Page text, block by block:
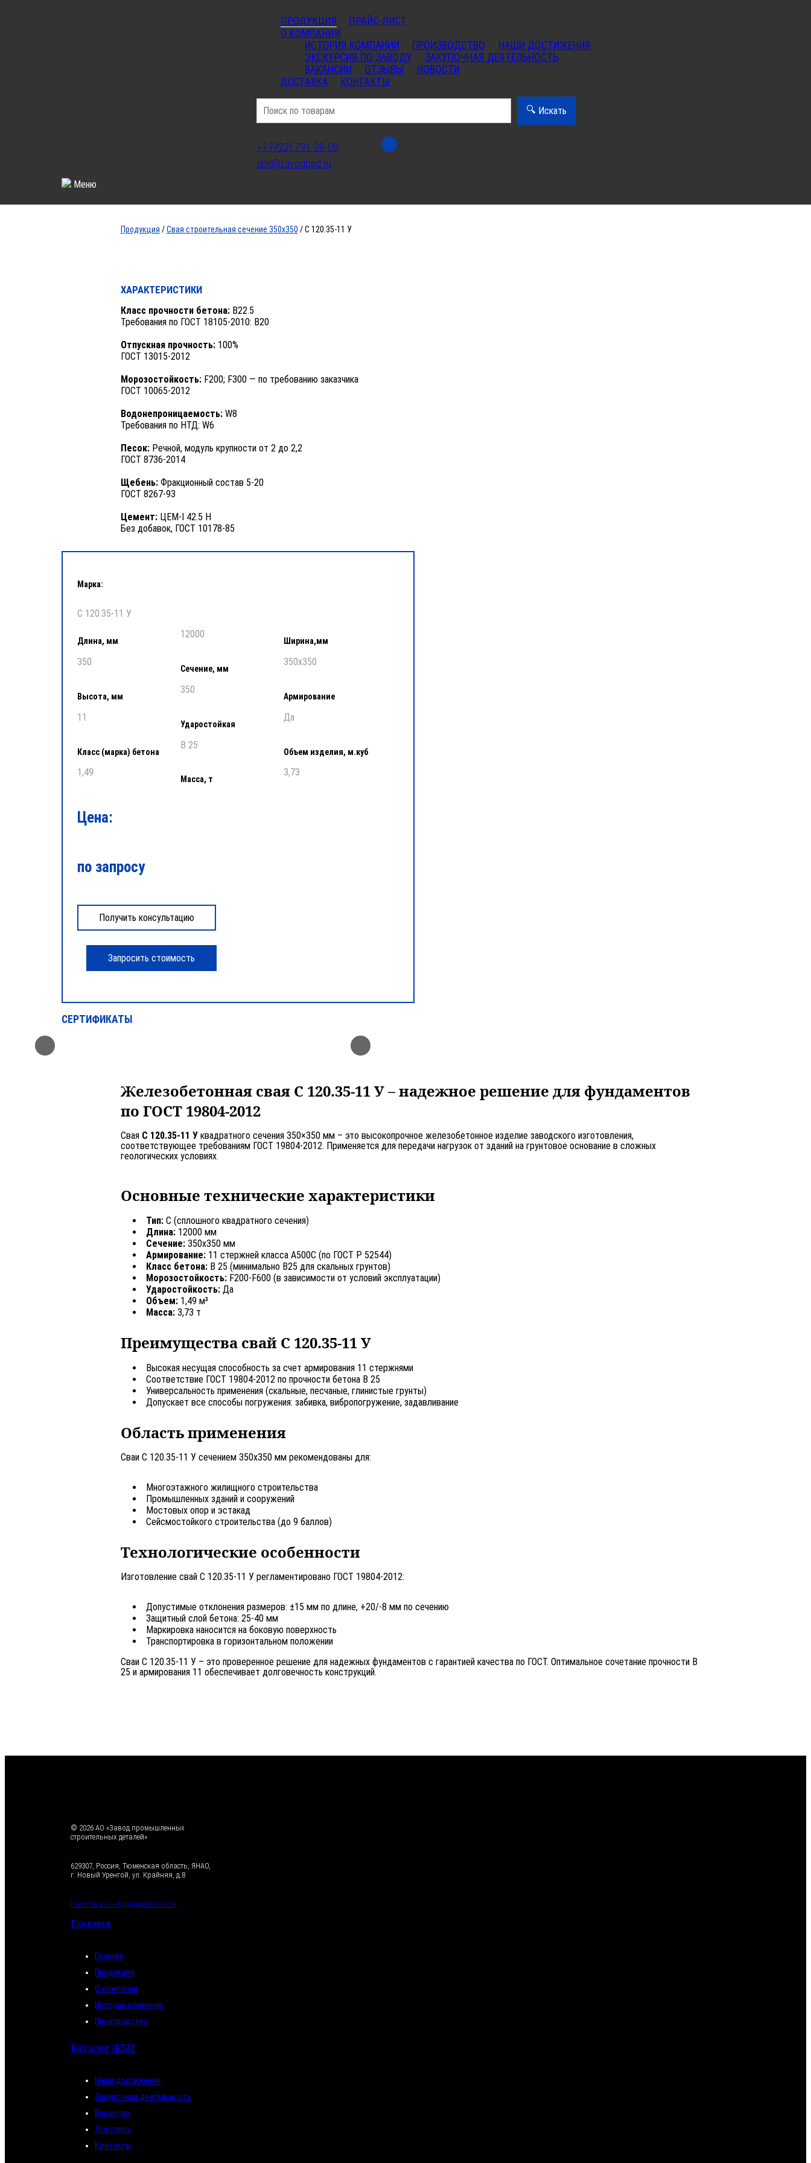
ПРОДУКЦИЯ
ПРАЙС-ЛИСТ
О КОМПАНИИ
ИСТОРИЯ КОМПАНИИ
ПРОИЗВОДСТВО
НАШИ ДОСТИЖЕНИЯ
ЭКСКУРСИЯ ПО ЗАВОДУ
ЗАКУПОЧНАЯ ДЕЯТЕЛЬНОСТЬ
ВАКАНСИИ
ОТЗЫВЫ
НОВОСТИ
ДОСТАВКА
КОНТАКТЫ
🔍 Искать
+7 (922) 791-28-08
sbit@zavodpsd.ru
Меню
С 120.35-11 У
Свая строительная сечение 350х350
Продукция /Свая строительная сечение 350х350 / С 120.35-11 У
ХАРАКТЕРИСТИКИ
Класс прочности бетона:B22.5
Требования по ГОСТ 18105-2010: B20
Отпускная прочность:100%
ГОСТ 13015-2012
Морозостойкость:F200; F300 — по требованию заказчика
ГОСТ 10065-2012
Водонепроницаемость:W8
Требования по НТД: W6
Песок:Речной, модуль крупности от 2 до 2,2
ГОСТ 8736-2014
Щебень:Фракционный состав 5-20
ГОСТ 8267-93
Цемент:ЦЕМ-I 42.5 Н
Без добавок, ГОСТ 10178-85
Марка:
С 120.35-11 У
Длина, мм
12000
Ширина,мм
350
Сечение, мм
350х350
Высота, мм
350
Армирование
11
Ударостойкая
Да
Класс (марка) бетона
В 25
Объем изделия, м.куб
1,49
Масса, т
3,73
Цена:
по запросу
СЕРТИФИКАТЫ
Железобетонная свая С 120.35-11 У – надежное решение для фундаментов
по ГОСТ 19804-2012
Свая С 120.35-11 Уквадратного сечения 350×350 мм – это высокопрочное железобетонное изделие заводского изготовления,
соответствующее требованиям ГОСТ 19804-2012. Применяется для передачи нагрузок от зданий на грунтовое основание в сложных
геологических условиях.
Основные технические характеристики
Тип:С (сплошного квадратного сечения)
Длина:12000 мм
Сечение:350х350 мм
Армирование:11 стержней класса А500С (по ГОСТ Р 52544)
Класс бетона:В 25 (минимально В25 для скальных грунтов)
Морозостойкость:F200-F600 (в зависимости от условий эксплуатации)
Ударостойкость:Да
Объем:1,49 м³
Масса:3,73 т
Преимущества свай С 120.35-11 У
Высокая несущая способность за счет армирования 11 стержнями
Соответствие ГОСТ 19804-2012 по прочности бетона В 25
Универсальность применения (скальные, песчаные, глинистые грунты)
Допускает все способы погружения: забивка, вибропогружение, задавливание
Область применения
Сваи С 120.35-11 У сечением 350х350 мм рекомендованы для:
Многоэтажного жилищного строительства
Промышленных зданий и сооружений
Мостовых опор и эстакад
Сейсмостойкого строительства (до 9 баллов)
Технологические особенности
Изготовление свай С 120.35-11 У регламентировано ГОСТ 19804-2012:
Допустимые отклонения размеров: ±15 мм по длине, +20/-8 мм по сечению
Защитный слой бетона: 25-40 мм
Маркировка наносится на боковую поверхность
Транспортировка в горизонтальном положении
Сваи С 120.35-11 У – это проверенное решение для надежных фундаментов с гарантией качества по ГОСТ. Оптимальное сочетание прочности В
25 и армирования 11 обеспечивает долговечность конструкций.
© 2026 АО «Завод промышленных
строительных деталей»
629307, Россия, Тюменская область, ЯНАО,
г. Новый Уренгой, ул. Крайняя, д.8
Политика конфиденциальности
Главная
Главная
Продукция
О компании
История компании
Производство
Каталог ЖБИ
Наши достижения
Закупочная деятельность
Вакансии
Доставка
Контакты